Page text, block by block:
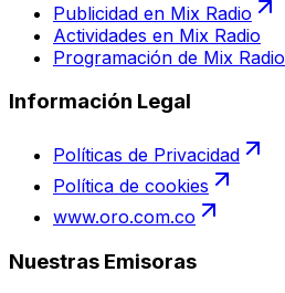
Publicidad en Mix Radio
Actividades en Mix Radio
Programación de Mix Radio
Información Legal
Políticas de Privacidad
Política de cookies
www.oro.com.co
Nuestras Emisoras